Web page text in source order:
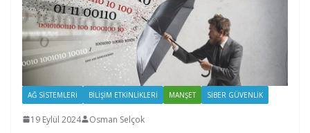
AĞ SISTEMLERI BILIŞIM ETKINLIKLERI MANŞET SIBER GÜVENLIK
19 Eylül 2024 Osman Selçok